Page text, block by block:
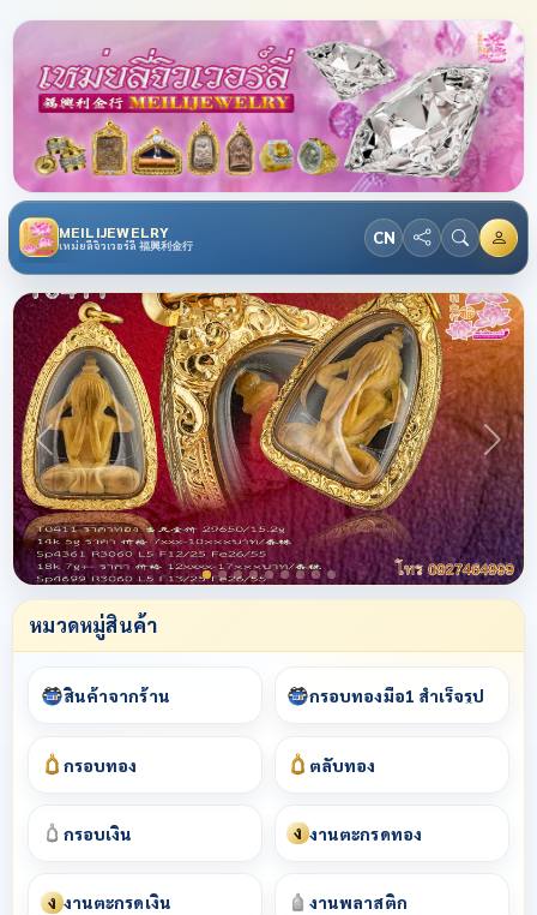
MEILIJEWELRY
เหม่ยลี่จิวเวอร์ลี่ 福興利金行 CN
หมวดหมู่สินค้า
สินค้าจากร้าน กรอบทองมือ1 สำเร็จรูป
กรอบทอง ตลับทอง
กรอบเงิน ง งานตะกรุดทอง
ง งานตะกรุดเงิน งานพลาสติก